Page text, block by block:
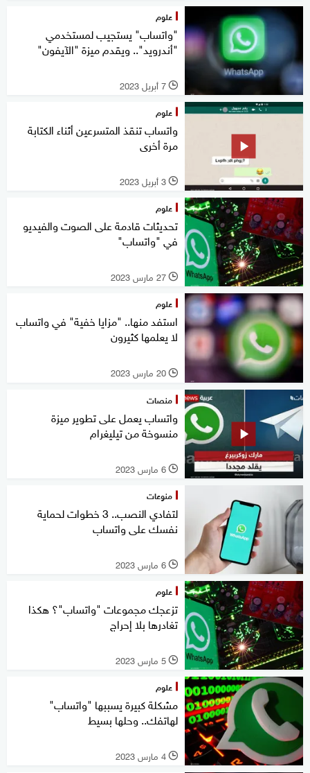
علوم
"واتساب" يستجيب لمستخدمي
"أندرويد".. ويقدم ميزة "الآيفون"
l 7 أبريل 2023
علوم
واتساب تنقذ المتسرعين أثناء الكتابة
مرة أخرى
l 3 أبريل 2023
علوم
تحديثات قادمة على الصوت والفيديو
في "واتساب"
l 27 مارس 2023
علوم
استفد منها.. "مزايا خفية" في واتساب
لا يعلمها كثيرون
l 20 مارس 2023
منصات
واتساب يعمل على تطوير ميزة
منسوخة من تيليغرام
l 6 مارس 2023
منوعات
لتفادي النصب.. 3 خطوات لحماية
نفسك على واتساب
l 6 مارس 2023
علوم
تزعجك مجموعات "واتساب"؟ هكذا
تغادرها بلا إحراج
l 5 مارس 2023
علوم
مشكلة كبيرة يسببها "واتساب"
لهاتفك.. وحلها بسيط
l 4 مارس 2023